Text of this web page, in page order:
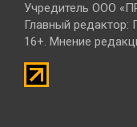
Учредитель ООО
Главный редактор:
16+. Мнение